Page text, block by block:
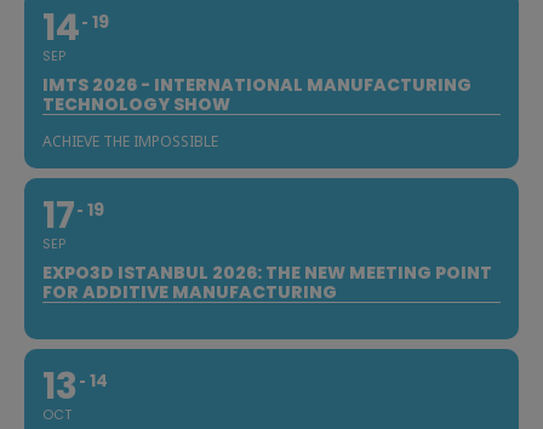
14
SEP
19
IMTS 2026 - INTERNATIONAL MANUFACTURING
TECHNOLOGY SHOW
ACHIEVE THE IMPOSSIBLE
17
SEP
19
EXPO3D ISTANBUL 2026: THE NEW MEETING POINT
FOR ADDITIVE MANUFACTURING
13
OCT
14